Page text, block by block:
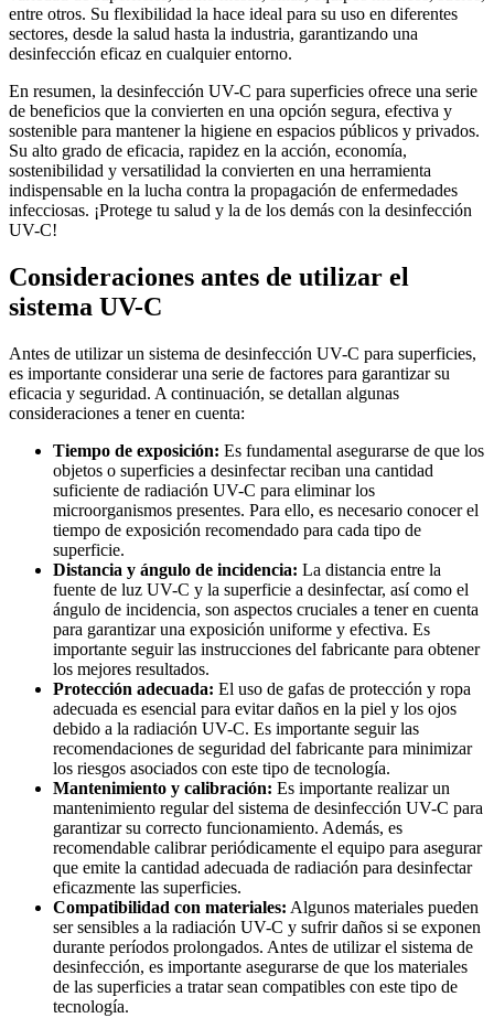
entre otros. Su flexibilidad la hace ideal para su uso en diferentes
sectores, desde la salud hasta la industria, garantizando una
desinfección eficaz en cualquier entorno.
En resumen, la desinfección UV-C para superficies ofrece una serie
de beneficios que la convierten en una opción segura, efectiva y
sostenible para mantener la higiene en espacios públicos y privados.
Su alto grado de eficacia, rapidez en la acción, economía,
sostenibilidad y versatilidad la convierten en una herramienta
indispensable en la lucha contra la propagación de enfermedades
infecciosas. ¡Protege tu salud y la de los demás con la desinfección
UV-C!
Consideraciones antes de utilizar el
sistema UV-C
Antes de utilizar un sistema de desinfección UV-C para superficies,
es importante considerar una serie de factores para garantizar su
eficacia y seguridad. A continuación, se detallan algunas
consideraciones a tener en cuenta:
Tiempo de exposición: Es fundamental asegurarse de que los
objetos o superficies a desinfectar reciban una cantidad
suficiente de radiación UV-C para eliminar los
microorganismos presentes. Para ello, es necesario conocer el
tiempo de exposición recomendado para cada tipo de
superficie.
Distancia y ángulo de incidencia: La distancia entre la
fuente de luz UV-C y la superficie a desinfectar, así como el
ángulo de incidencia, son aspectos cruciales a tener en cuenta
para garantizar una exposición uniforme y efectiva. Es
importante seguir las instrucciones del fabricante para obtener
los mejores resultados.
Protección adecuada: El uso de gafas de protección y ropa
adecuada es esencial para evitar daños en la piel y los ojos
debido a la radiación UV-C. Es importante seguir las
recomendaciones de seguridad del fabricante para minimizar
los riesgos asociados con este tipo de tecnología.
Mantenimiento y calibración: Es importante realizar un
mantenimiento regular del sistema de desinfección UV-C para
garantizar su correcto funcionamiento. Además, es
recomendable calibrar periódicamente el equipo para asegurar
que emite la cantidad adecuada de radiación para desinfectar
eficazmente las superficies.
Compatibilidad con materiales: Algunos materiales pueden
ser sensibles a la radiación UV-C y sufrir daños si se exponen
durante períodos prolongados. Antes de utilizar el sistema de
desinfección, es importante asegurarse de que los materiales
de las superficies a tratar sean compatibles con este tipo de
tecnología.